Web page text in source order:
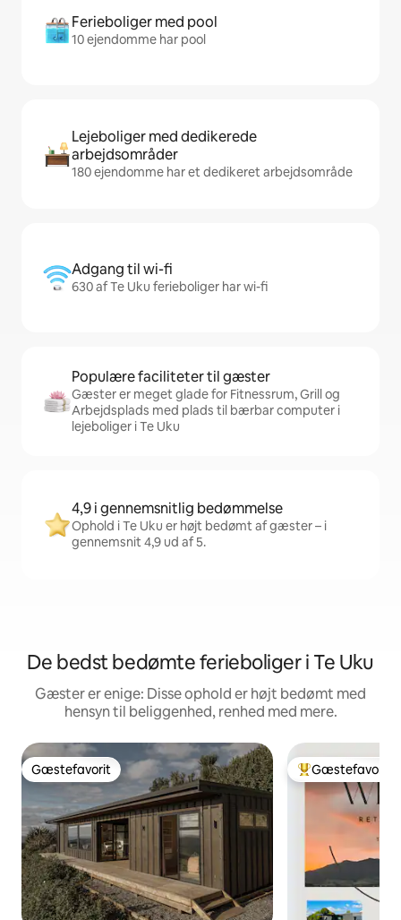
Ferieboliger med pool
10 ejendomme har pool
Lejeboliger med dedikerede
arbejdsområder
180 ejendomme har et dedikeret arbejdsområde
Adgang til wi-fi
630 af Te Uku ferieboliger har wi-fi
Populære faciliteter til gæster
Gæster er meget glade for Fitnessrum, Grill og
Arbejdsplads med plads til bærbar computer i
lejeboliger i Te Uku
4,9 i gennemsnitlig bedømmelse
Ophold i Te Uku er højt bedømt af gæster – i
gennemsnit 4,9 ud af 5.
De bedst bedømte ferieboliger i Te Uku
Gæster er enige: Disse ophold er højt bedømt med
hensyn til beliggenhed, renhed med mere.
Gæstefavorit
Gæstefavorit Bedste
Gæstefavorit